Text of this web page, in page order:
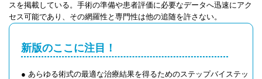
スを掲載している。手術の準備や患者評価に必要なデータへ迅速にアク
セス可能であり、その網羅性と専門性は他の追随を許さない。
新版のここに注目！
● あらゆる術式の最適な治療結果を得るためのステップバイステッ